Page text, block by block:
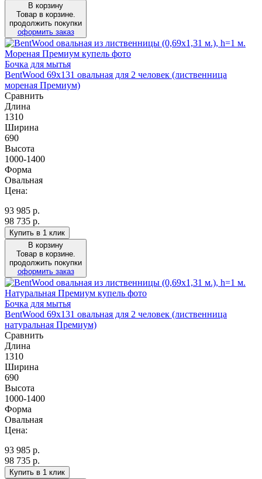
В корзину
Товар в корзине.
продолжить покупки
оформить заказ
Бочка для мытья
BentWood 69х131 овальная для 2 человек (лиственница
мореная Премиум)
Сравнить
Длина
1310
Ширина
690
Высота
1000-1400
Форма
Овальная
Цена:
93 985 р.
98 735 р.
Купить в 1 клик
В корзину
Товар в корзине.
продолжить покупки
оформить заказ
Бочка для мытья
BentWood 69х131 овальная для 2 человек (лиственница
натуральная Премиум)
Сравнить
Длина
1310
Ширина
690
Высота
1000-1400
Форма
Овальная
Цена:
93 985 р.
98 735 р.
Купить в 1 клик